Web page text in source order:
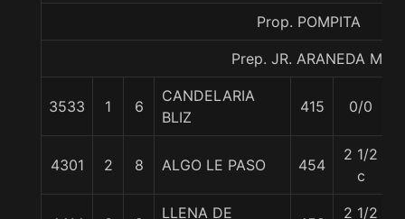
Prop. POMPITA
Prep. JR. ARANEDA M.
3533 1 6
CANDELARIA
BLIZ
415 0/0
4301 2 8 ALGO LE PASO 454
2 1/2
c
LLENA DE
2 1/2